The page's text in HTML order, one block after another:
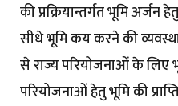
की प्रक्रियान्तर्गत भूमि
सीधे भूमि कय करने की व्यवस्था
से राज्य परियोजनाओं के
परियोजनाओं हेतु भूमि की